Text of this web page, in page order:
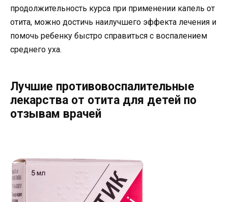
продолжительность курса при применении капель от
отита, можно достичь наилучшего эффекта лечения и
помочь ребенку быстро справиться с воспалением
среднего уха.
Лучшие противовоспалительные
лекарства от отита для детей по
отзывам врачей